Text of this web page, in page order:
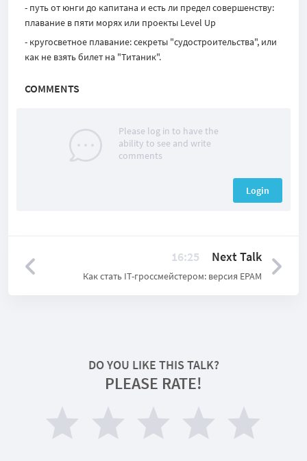
- путь от юнги до капитана и есть ли предел совершенству:
плавание в пяти морях или проекты Level Up
- кругосветное плавание: секреты "судостроительства", или
как не взять билет на "Титаник".
COMMENTS
Please log in to have the
ability to see and write
comments
Login
16:25 Next Talk
Как стать IT-гроссмейстером: версия EPAM
DO YOU LIKE THIS TALK?
PLEASE RATE!